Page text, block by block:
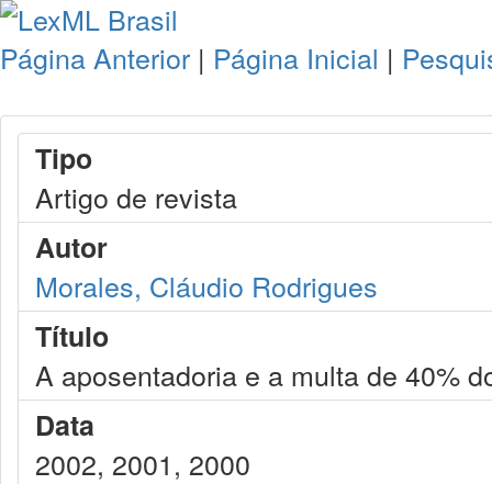
Página Anterior | Página Inicial |
Tipo
Artigo de revista
Autor
Morales, Cláudio Rodrigues
Título
A aposentadoria e a multa de 40%
Data
2002, 2001, 2000